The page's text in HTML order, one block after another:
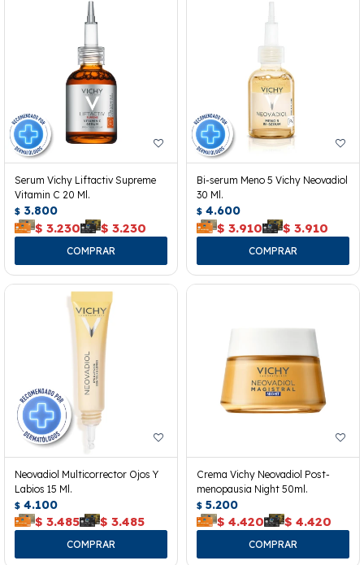
Serum Vichy Liftactiv Supreme
Vitamin C 20 Ml.
$ 3.800
$ 3.230 $ 3.230
Bi-serum Meno 5 Vichy Neovadiol
30 Ml.
$ 4.600
$ 3.910 $ 3.910
Neovadiol Multicorrector Ojos Y
Labios 15 Ml.
$ 4.100
$ 3.485 $ 3.485
Crema Vichy Neovadiol Post-
menopausia Night 50ml.
$ 5.200
$ 4.420 $ 4.420